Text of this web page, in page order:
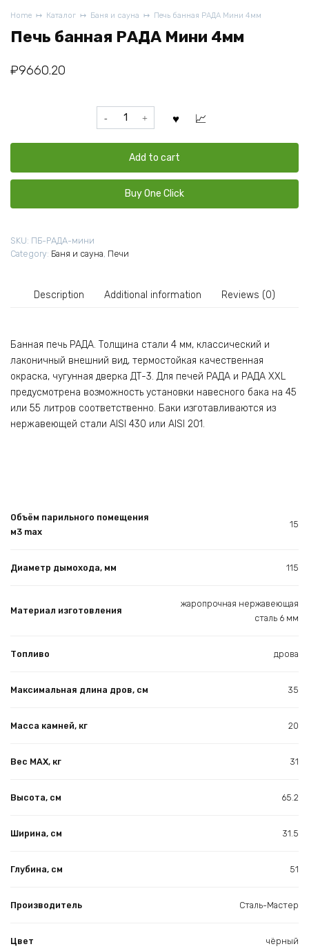
Home Каталог Баня и сауна Печь банная РАДА Мини 4мм
Печь банная РАДА Мини 4мм
₽9660.20
банная
РАДА
4мм
Add to cart
Buy One Click
SKU: ПБ-РАДА-мини
Category: Баня и сауна Печи
Description Additional information Reviews (0)
Банная печь РАДА. Толщина стали 4 мм, классический и
лаконичный внешний вид, термостойкая качественная
окраска, чугунная дверка ДТ-3. Для печей РАДА и РАДА XXL
предусмотрена возможность установки навесного бака на 45
или 55 литров соответственно. Баки изготавливаются из
нержавеющей стали AISI 430 или AISI 201.
Объём парильного помещения
м3 max
15
Диаметр дымохода, мм 115
Материал изготовления
жаропрочная нержавеющая
сталь 6 мм
Топливо дрова
Максимальная длина дров, см 35
Масса камней, кг 20
Вес МАХ, кг 31
Высота, см 65.2
Ширина, см 31.5
Глубина, см 51
Производитель Сталь-Мастер
Цвет чёрный